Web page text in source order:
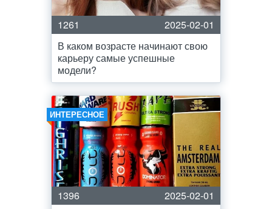
1261
2025-02-01
В каком возрасте начинают свою
карьеру самые успешные
модели?
ИНТЕРЕСНОЕ
1396
2025-02-01